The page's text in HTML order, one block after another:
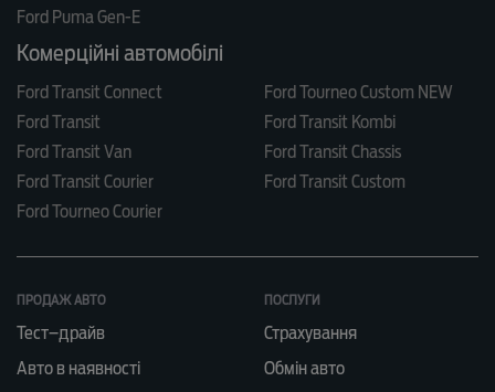
Ford Puma Gen-E
Комерційні автомобілі
Ford Transit Connect
Ford Tourneo Custom NEW
Ford Transit
Ford Transit Kombi
Ford Transit Van
Ford Transit Chassis
Ford Transit Courier
Ford Transit Custom
Ford Tourneo Courier
ПРОДАЖ АВТО
Тест–драйв
Авто в наявності
ПОСЛУГИ
Страхування
Обмін авто